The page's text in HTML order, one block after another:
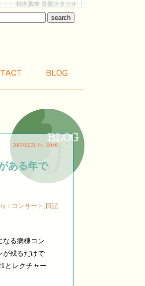
柏木真樹 音楽スタジオ
2007/12/21 Fri. 00:00
ある年で
： コンサート , 日記
なる病棟コン
が残るだけで
とレクチャー